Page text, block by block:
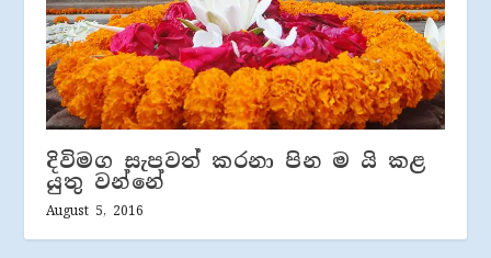
දිවිමග සැපවත් කරනා පින ම යි කළ
යුතු වන්නේ
August 5, 2016